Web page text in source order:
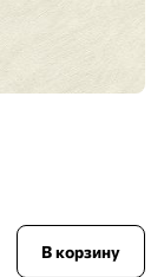
В корзину